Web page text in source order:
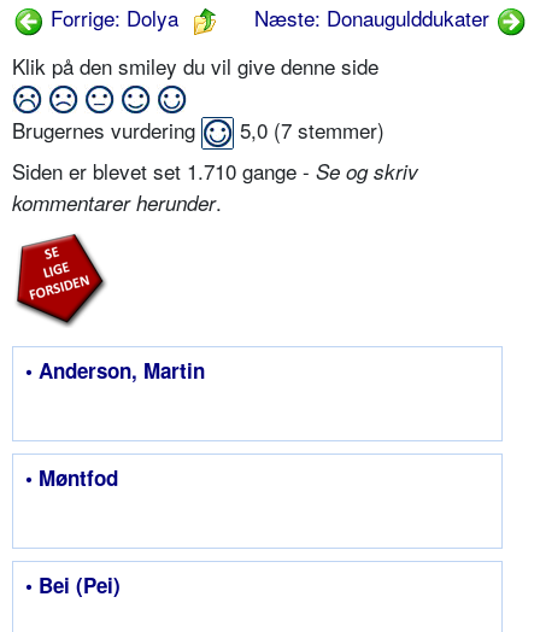
Forrige: Dolya
Næste: Donaugulddukater
Klik på den smiley du vil give denne side
Brugernes vurdering 5,0 (7 stemmer)
Siden er blevet set 1.710 gange - Se og skriv
kommentarer herunder.
• Anderson, Martin
• Møntfod
• Bei (Pei)